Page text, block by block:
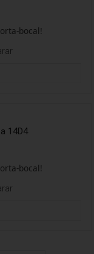
bocal!
14D4
bocal!